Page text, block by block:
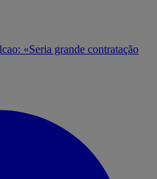
«Seria grande contratação